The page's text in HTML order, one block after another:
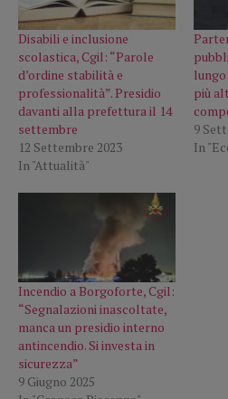
Disabili e inclusione
scolastica, Cgil: “Parole
d’ordine stabilità e
professionalità”. Presidio
davanti alla prefettura il 14
settembre
12 Settembre 2023
In "Attualità"
più
9
In
Incendio a Borgoforte, Cgil:
“Segnalazioni inascoltate,
manca un presidio interno
antincendio. Si investa in
sicurezza”
9 Giugno 2025